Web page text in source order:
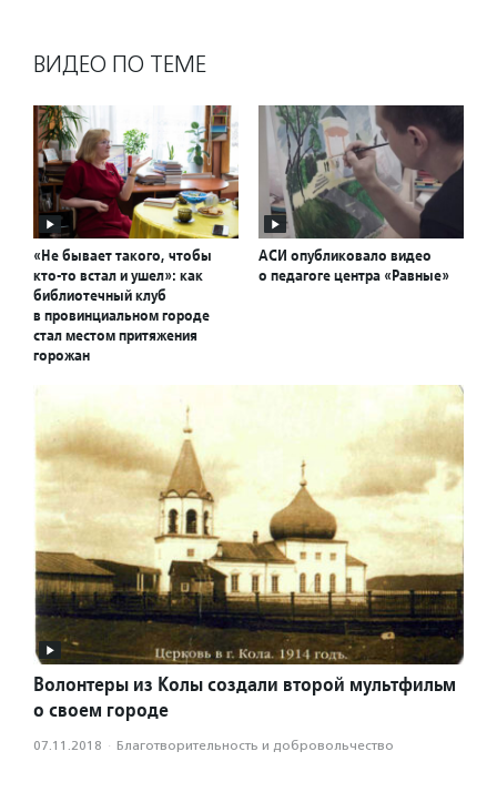
ВИДЕО ПО ТЕМЕ
«Не бывает такого, чтобы
кто-то встал и ушел»: как
библиотечный клуб
в провинциальном городе
стал местом притяжения
горожан
АСИ опубликовало видео
о педагоге центра «Равные»
Волонтеры из Колы создали второй мультфильм
о своем городе
07.11.2018 · Благотвори­тель­ность и доброволь­чест­во